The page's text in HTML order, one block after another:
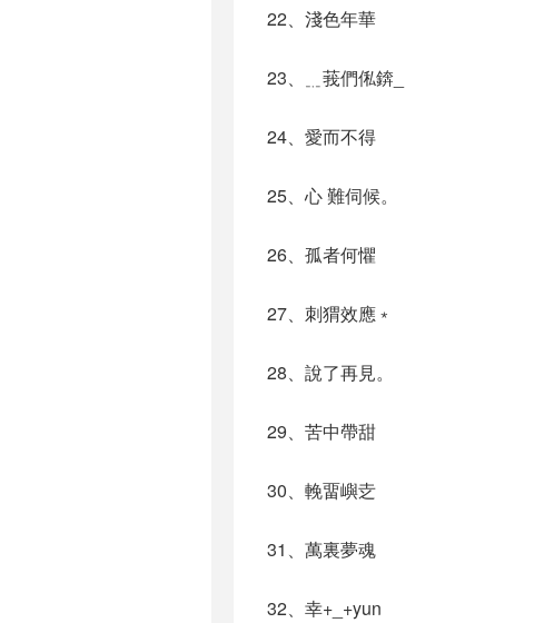
22、淺色年華
23、﹎莪們俬錛_
24、愛而不得
25、心 難伺候。
26、孤者何懼
27、刺猬效應﹡
28、說了再見。
29、苦中帶甜
30、輓畱嶼赱
31、萬裏夢魂
32、幸+_+yun